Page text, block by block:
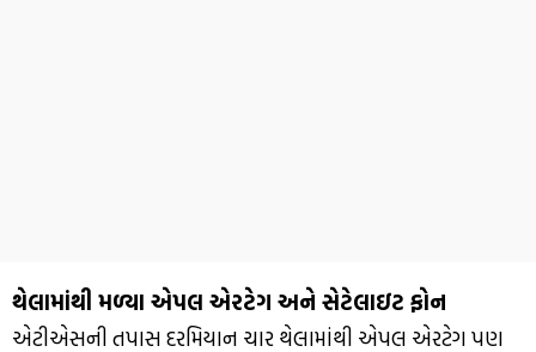
થેલામાંથી મળ્યા એપલ એરટેગ અને સેટેલાઇટ ફોન
એટીએસની તપાસ દરમિયાન ચાર થેલામાંથી એપલ એરટેગ પણ